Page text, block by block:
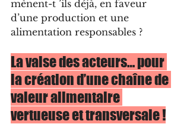
mènent-t ’ils déjà, en faveur
d’une production et une
alimentation responsables ?
La valse des acteurs… pour
la création d’une chaîne de
valeur alimentaire
vertueuse et transversale !